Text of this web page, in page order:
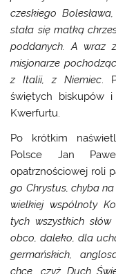
czeskiego
stała się matką
poddanych. A wraz
misjonarze
z Italii, z Niemiec.
świętych biskupów
Kwerfurtu.
Po krótkim
Polsce Jan
opatrznościowej roli
go Chrystus, chyba
wielkiej wspólnoty
tych wszystkich
obco, daleko, dla
germańskich,
chce, czyż Duch